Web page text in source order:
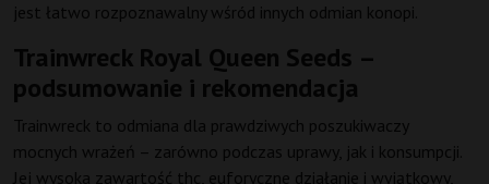
jest łatwo rozpoznawalny wśród innych odmian konopi.
Trainwreck Royal Queen Seeds –
podsumowanie i rekomendacja
Trainwreck to odmiana dla prawdziwych poszukiwaczy
mocnych wrażeń – zarówno podczas uprawy, jak i konsumpcji.
Jej wysoka zawartość thc, euforyczne działanie i wyjątkowy,